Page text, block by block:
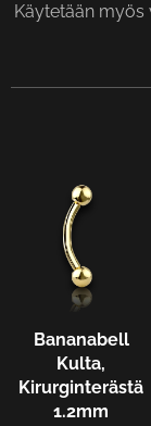
Käytetään myös
Bananabell
Kulta,
Kirurginterästä
1.2mm